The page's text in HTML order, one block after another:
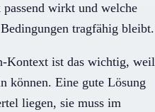
wirkt und welche
tragfähig bleibt.
Kontext ist das wichtig, weil
können. Eine gute Lösung
liegen, sie muss im